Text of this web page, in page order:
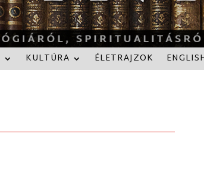
KULTÚRA ÉLETRAJZOK